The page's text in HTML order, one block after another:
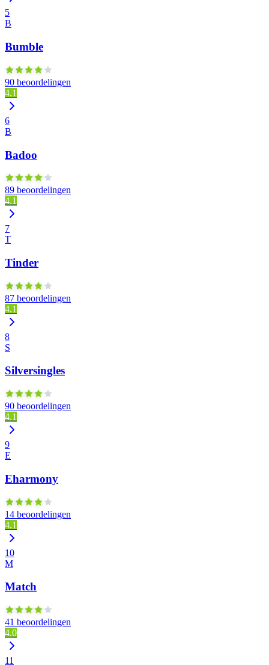
5
B
Bumble
90 beoordelingen
4.1
6
B
Badoo
89 beoordelingen
4.1
7
T
Tinder
87 beoordelingen
4.1
8
S
Silversingles
90 beoordelingen
4.1
9
E
Eharmony
14 beoordelingen
4.1
10
M
Match
41 beoordelingen
4.0
11